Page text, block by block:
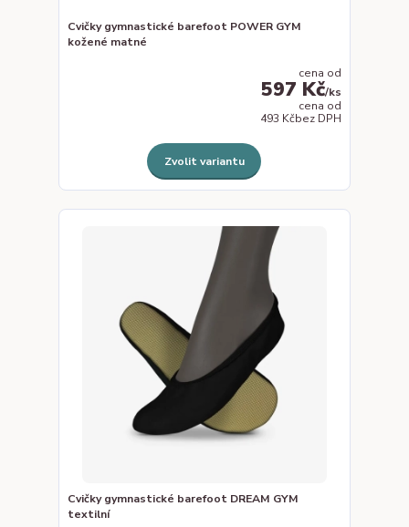
Cvičky gymnastické barefoot POWER GYM
kožené matné
cena od
597 Kč/ks
cena od
493 Kčbez DPH
Zvolit variantu
Cvičky gymnastické barefoot DREAM GYM
textilní